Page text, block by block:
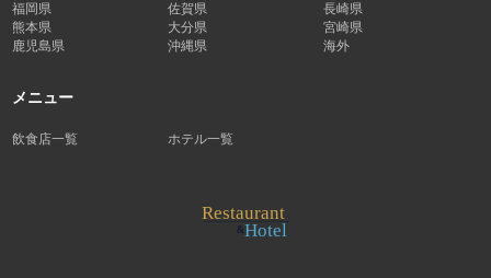
福岡県
佐賀県
長崎県
熊本県
大分県
宮崎県
鹿児島県
沖縄県 海外
メニュー
飲食店一覧 ホテル一覧